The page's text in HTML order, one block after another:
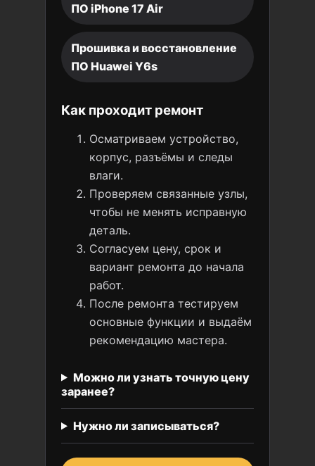
ПО iPhone 17 Air
Прошивка и восстановление
ПО Huawei Y6s
Как проходит ремонт
Осматриваем устройство,
корпус, разъёмы и следы
влаги.
Проверяем связанные узлы,
чтобы не менять исправную
деталь.
Согласуем цену, срок и
вариант ремонта до начала
работ.
После ремонта тестируем
основные функции и выдаём
рекомендацию мастера.
Можно ли узнать точную цену
заранее?
Нужно ли записываться?